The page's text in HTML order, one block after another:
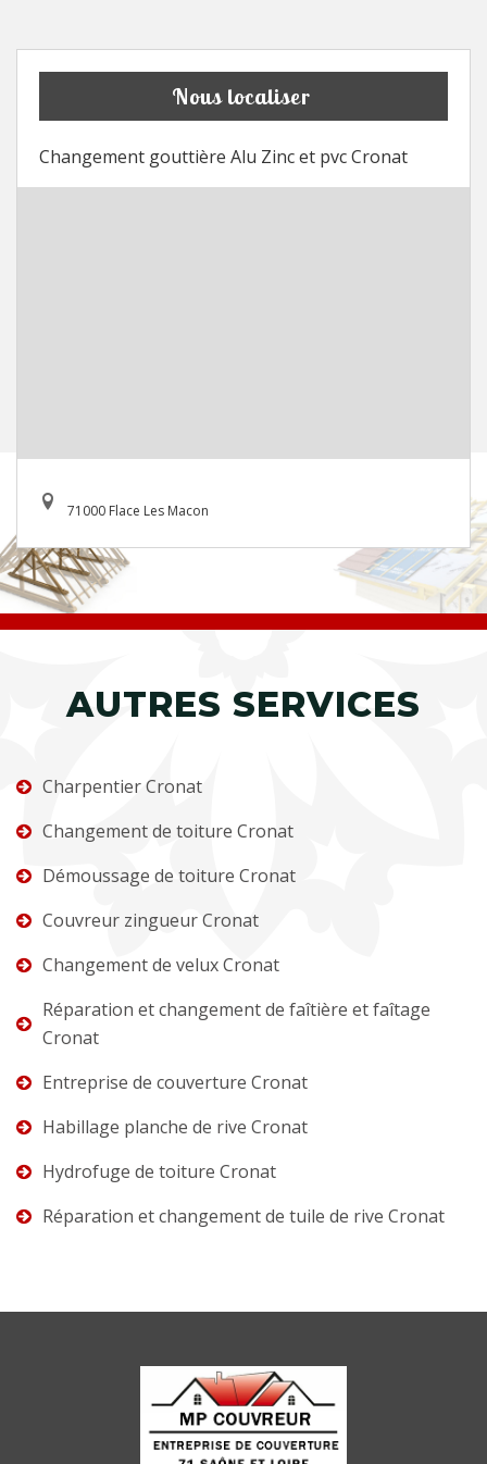
Nous localiser
Changement gouttière Alu Zinc et pvc Cronat
71000 Flace Les Macon
AUTRES SERVICES
Charpentier Cronat
Changement de toiture Cronat
Démoussage de toiture Cronat
Couvreur zingueur Cronat
Changement de velux Cronat
Réparation et changement de faîtière et faîtage
Cronat
Entreprise de couverture Cronat
Habillage planche de rive Cronat
Hydrofuge de toiture Cronat
Réparation et changement de tuile de rive Cronat